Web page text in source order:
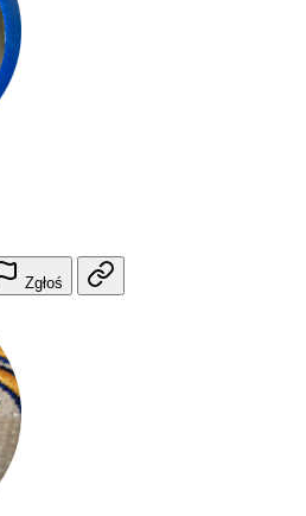
Zgłoś